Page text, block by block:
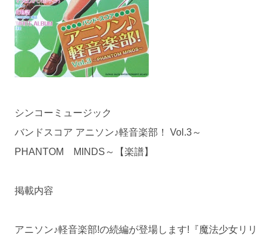
シンコーミュージック
バンドスコア アニソン♪軽音楽部！ Vol.3～
PHANTOM MINDS～【楽譜】
掲載内容
アニソン♪軽音楽部!の続編が登場します!『魔法少女リリ